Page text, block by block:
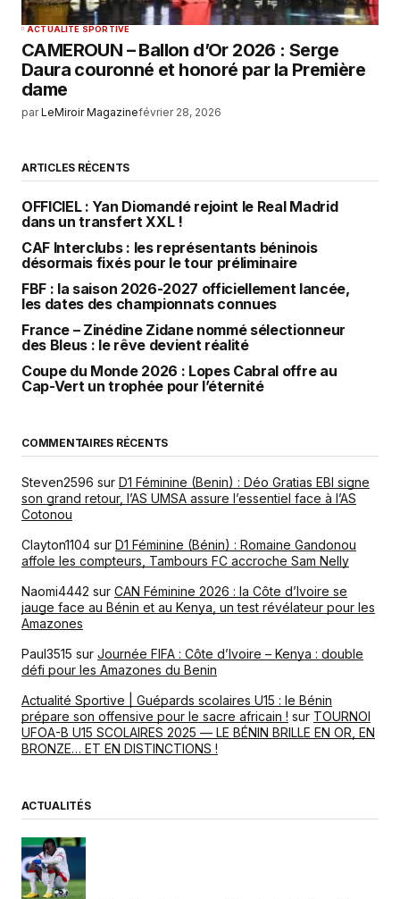
ACTUALITÉ SPORTIVE
CAMEROUN – Ballon d’Or 2026 : Serge
Daura couronné et honoré par la Première
dame
par LeMiroir Magazinefévrier 28, 2026
ARTICLES RÉCENTS
OFFICIEL : Yan Diomandé rejoint le Real Madrid
dans un transfert XXL !
CAF Interclubs : les représentants béninois
désormais fixés pour le tour préliminaire
FBF : la saison 2026-2027 officiellement lancée,
les dates des championnats connues
France – Zinédine Zidane nommé sélectionneur
des Bleus : le rêve devient réalité
Coupe du Monde 2026 : Lopes Cabral offre au
Cap-Vert un trophée pour l’éternité
COMMENTAIRES RÉCENTS
Steven2596 sur D1 Féminine (Benin) : Déo Gratias EBI signe
son grand retour, l’AS UMSA assure l’essentiel face à l’AS
Cotonou
Clayton1104 sur D1 Féminine (Bénin) : Romaine Gandonou
affole les compteurs, Tambours FC accroche Sam Nelly
Naomi4442 sur CAN Féminine 2026 : la Côte d’Ivoire se
jauge face au Bénin et au Kenya, un test révélateur pour les
Amazones
Paul3515 sur Journée FIFA : Côte d’Ivoire – Kenya : double
défi pour les Amazones du Benin
Actualité Sportive | Guépards scolaires U15 : le Bénin
prépare son offensive pour le sacre africain ! sur TOURNOI
UFOA-B U15 SCOLAIRES 2025 — LE BÉNIN BRILLE EN OR, EN
BRONZE… ET EN DISTINCTIONS !
ACTUALITÉS